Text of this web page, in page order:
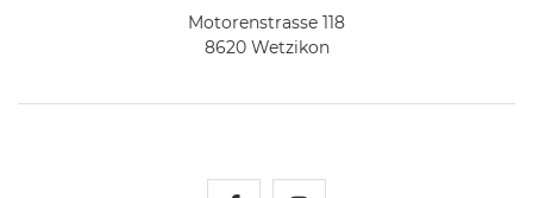
Motorenstrasse 118
8620 Wetzikon